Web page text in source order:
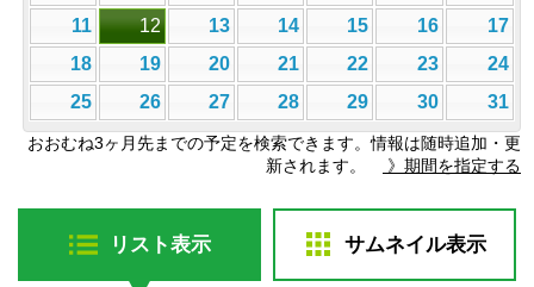
11
12 13 14 15 16
17
18
19 20 21 22 23
24
25
26 27 28 29 30 31
おおむね3ヶ月先までの予定を検索できます。情報は随時追加・更
新されます。
》期間を指定する
リスト表示 サムネイル表示